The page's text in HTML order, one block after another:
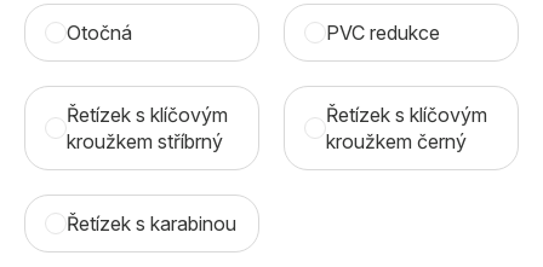
Otočná PVC redukce
Řetízek s klíčovým
kroužkem stříbrný
Řetízek s klíčovým
kroužkem černý
Řetízek s karabinou